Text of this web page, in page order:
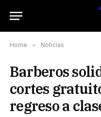
Home » Noticias
Barberos
cortes
regreso a